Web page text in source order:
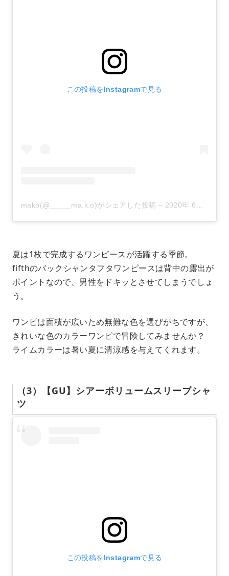
この投稿をInstagramで見る
mako(@_____ma.k.o)がシェアした投稿 – 2020年 6月月4日午前3時40分PDT
夏は1枚で完成するワンピースが活躍する季節。
fifthのバックシャンタフタワンピースは背中の露出が
ポイントなので、男性をドキッとさせてしまうでしょ
う。
ワンピは面積が広いため無難な色を選びがちですが、
きれいな色のカラーワンピで冒険してみませんか？
ライムカラーは暑い夏に清涼感を与えてくれます。
（3）【GU】シアーボリュームスリーブシャ
ツ
この投稿をInstagramで見る